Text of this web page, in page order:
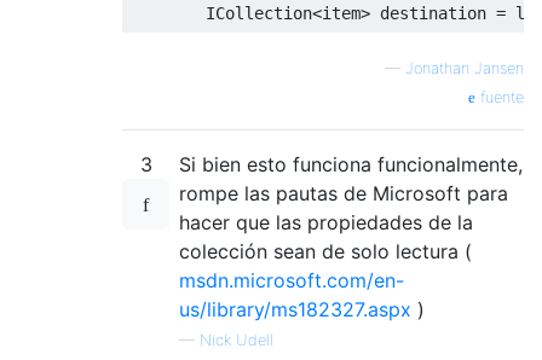
ICollection<item> destination =
— Jonathan Jansen
fuente
3
Si bien esto funciona funcionalmente,
rompe las pautas de Microsoft para
hacer que las propiedades de la
colección sean de solo lectura (
msdn.microsoft.com/en-
us/library/ms182327.aspx )
— Nick Udell